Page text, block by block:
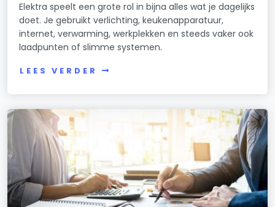
Elektra speelt een grote rol in bijna alles wat je dagelijks
doet. Je gebruikt verlichting, keukenapparatuur,
internet, verwarming, werkplekken en steeds vaker ook
laadpunten of slimme systemen.
LEES VERDER